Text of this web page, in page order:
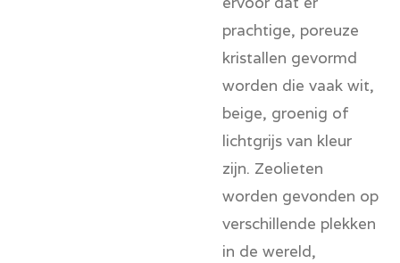
prachtige, poreuze
kristallen gevormd
worden die vaak wit,
beige, groenig of
lichtgrijs van kleur
zijn. Zeolieten
worden gevonden op
verschillende plekken
in de wereld,